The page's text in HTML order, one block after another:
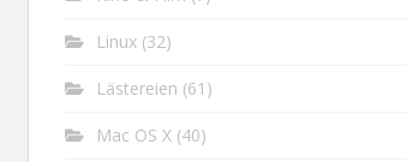
Linux (32)
Lästereien (61)
Mac OS X (40)